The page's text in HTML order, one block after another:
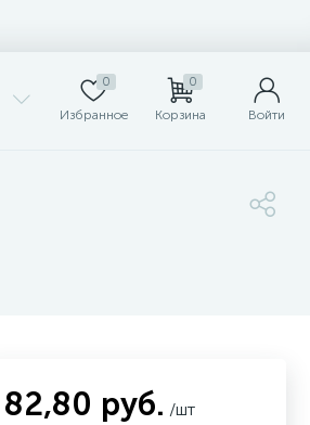
0
Избранное
0
Корзина Войти
82,80 руб. /шт